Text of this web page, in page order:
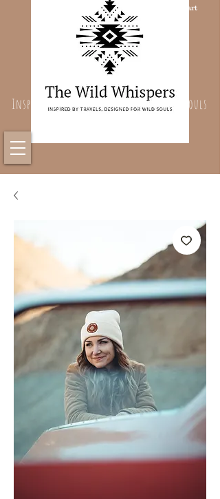
Cart
Inspired By Travels, Designed For Wild Souls